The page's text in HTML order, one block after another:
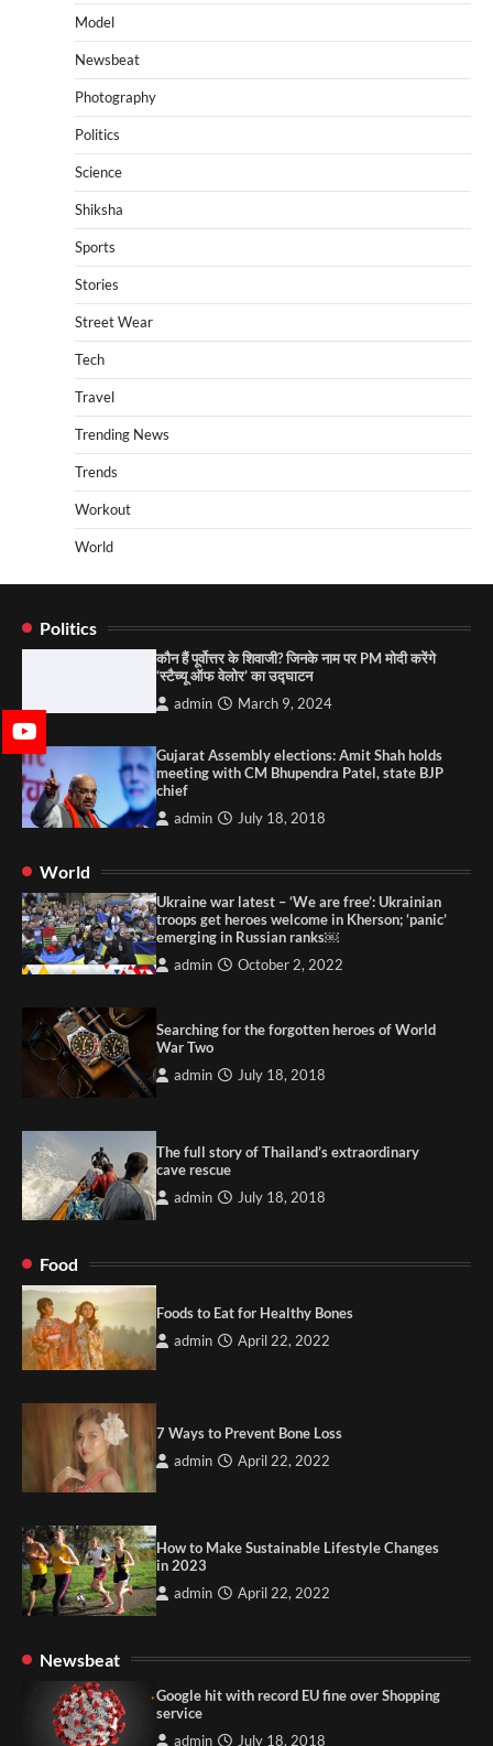
Model
Newsbeat
Photography
Politics
Science
Shiksha
Sports
Stories
Street Wear
Tech
Travel
Trending News
Trends
Workout
World
Politics
कौन हैं पूर्वोत्तर के शिवाजी? जिनके नाम पर PM मोदी करेंगे
‘स्टैच्यू ऑफ वेलोर’ का उद्घाटन
admin March 9, 2024
Gujarat Assembly elections: Amit Shah holds
meeting with CM Bhupendra Patel, state BJP
chief
admin July 18, 2018
World
Ukraine war latest – ‘We are free’: Ukrainian
troops get heroes welcome in Kherson; ‘panic’
emerging in Russian ranks￼
admin October 2, 2022
Searching for the forgotten heroes of World
War Two
admin July 18, 2018
The full story of Thailand’s extraordinary
cave rescue
admin July 18, 2018
Food
Foods to Eat for Healthy Bones
admin April 22, 2022
7 Ways to Prevent Bone Loss
admin April 22, 2022
How to Make Sustainable Lifestyle Changes
in 2023
admin April 22, 2022
Newsbeat
Google hit with record EU fine over Shopping
service
admin July 18, 2018